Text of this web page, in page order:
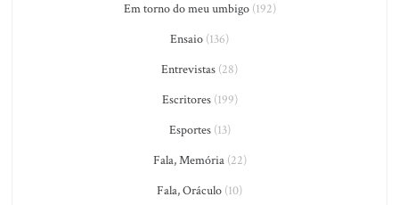
Em torno do meu umbigo(192)
Ensaio (136)
Entrevistas (28)
Escritores(199)
Esportes(13)
Fala, Memória(22)
Fala, Oráculo (10)